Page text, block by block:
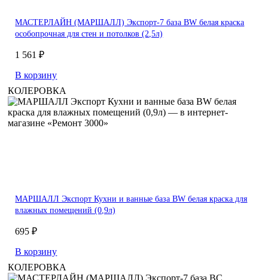
МАСТЕРЛАЙН (МАРШАЛЛ) Экспорт-7 база BW белая краска
особопрочная для стен и потолков (2,5л)
1 561 ₽
В корзину
КОЛЕРОВКА
МАРШАЛЛ Экспорт Кухни и ванные база BW белая краска для
влажных помещений (0,9л)
695 ₽
В корзину
КОЛЕРОВКА